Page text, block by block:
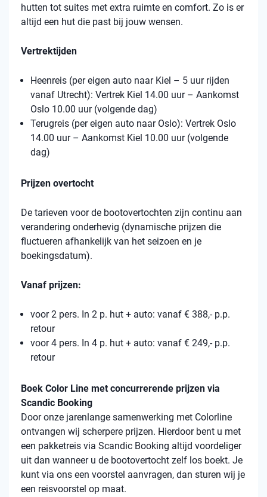
hutten tot suites met extra ruimte en comfort. Zo is er
altijd een hut die past bij jouw wensen.
Vertrektijden
Heenreis (per eigen auto naar Kiel – 5 uur rijden
vanaf Utrecht): Vertrek Kiel 14.00 uur – Aankomst
Oslo 10.00 uur (volgende dag)
Terugreis (per eigen auto naar Oslo): Vertrek Oslo
14.00 uur – Aankomst Kiel 10.00 uur (volgende
dag)
Prijzen overtocht
De tarieven voor de bootovertochten zijn continu aan
verandering onderhevig (dynamische prijzen die
fluctueren afhankelijk van het seizoen en je
boekingsdatum).
Vanaf prijzen:
voor 2 pers. In 2 p. hut + auto: vanaf € 388,- p.p.
retour
voor 4 pers. In 4 p. hut + auto: vanaf € 249,- p.p.
retour
Boek Color Line met concurrerende prijzen via
Scandic Booking
Door onze jarenlange samenwerking met Colorline
ontvangen wij scherpere prijzen. Hierdoor bent u met
een pakketreis via Scandic Booking altijd voordeliger
uit dan wanneer u de bootovertocht zelf los boekt. Je
kunt via ons een voorstel aanvragen, dan sturen wij je
een reisvoorstel op maat.